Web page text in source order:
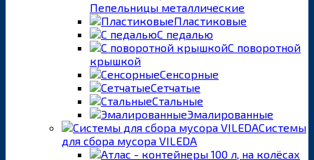
Пепельницы металлические
Пластиковые
С педалью
С поворотной
крышкой
Сенсорные
Сетчатые
Стальные
Эмалированные
Системы
для сбора мусора VILEDA